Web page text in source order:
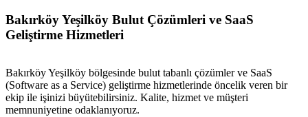
Bakırköy Yeşilköy Bulut Çözümleri ve SaaS
Geliştirme Hizmetleri
Bakırköy Yeşilköy bölgesinde bulut tabanlı çözümler ve SaaS
(Software as a Service) geliştirme hizmetlerinde öncelik veren bir
ekip ile işinizi büyütebilirsiniz. Kalite, hizmet ve müşteri
memnuniyetine odaklanıyoruz.